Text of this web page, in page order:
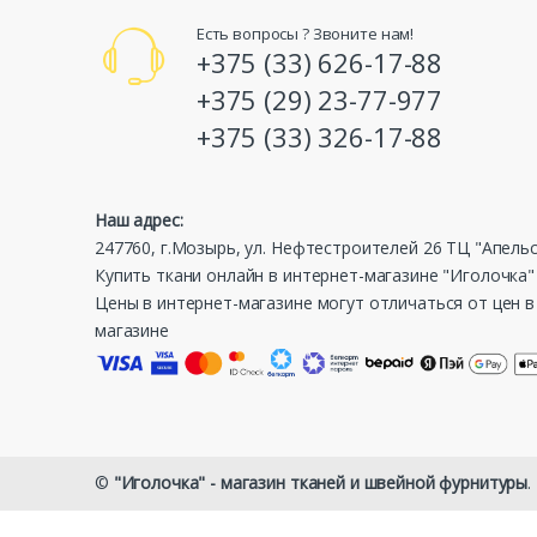
Есть вопросы ? Звоните нам!
+375 (33) 626-17-88
+375 (29) 23-77-977
+375 (33) 326-17-88
Наш адрес:
247760, г.Мозырь, ул. Нефтестроителей 26 ТЦ
Купить ткани онлайн в интернет-магазине "Иголочка"
Цены в интернет-магазине могут отличаться от цен
магазине
© "Иголочка" - магазин тканей и швейной фурнитуры